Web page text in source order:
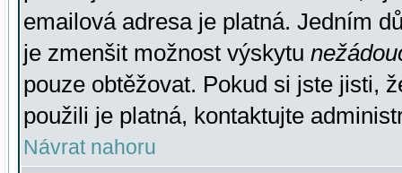
emailová adresa je platná. Jedním
je zmenšit možnost výskytu
pouze obtěžovat. Pokud si jste jisti,
použili je platná, kontaktujte
Návrat nahoru